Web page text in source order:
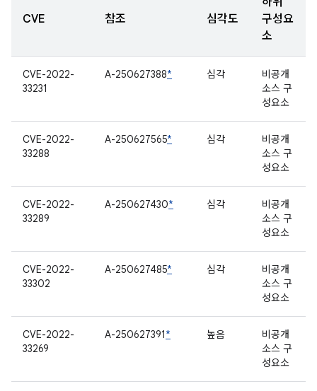
CVE 참조 심각도
구성요
소
CVE-2022-
33231
A-250627388* 심각
비공개
소스 구
성요소
CVE-2022-
33288
A-250627565* 심각
비공개
소스 구
성요소
CVE-2022-
33289
A-250627430* 심각
비공개
소스 구
성요소
CVE-2022-
33302
A-250627485* 심각
비공개
소스 구
성요소
CVE-2022-
33269
A-250627391* 높음
비공개
소스 구
성요소